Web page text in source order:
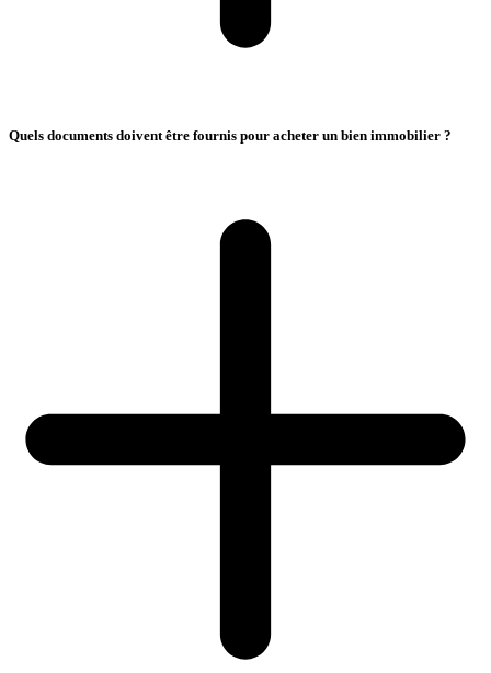
Quels documents doivent être fournis pour acheter un bien immobilier ?